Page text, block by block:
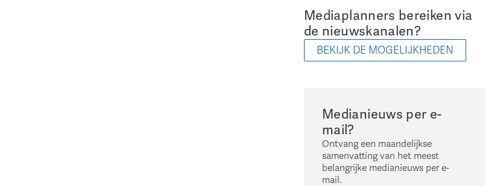
Mediaplanners bereiken via
de nieuwskanalen?
BEKIJK DE MOGELIJKHEDEN
Medianieuws per e-
mail?
Ontvang een maandelijkse
samenvatting van het meest
belangrijke medianieuws per e-
mail.